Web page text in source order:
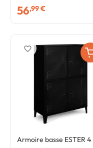
56,99 €
Armoire basse ESTER 4
favorite_border